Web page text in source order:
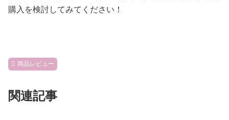
購入を検討してみてください！
商品レビュー
関連記事